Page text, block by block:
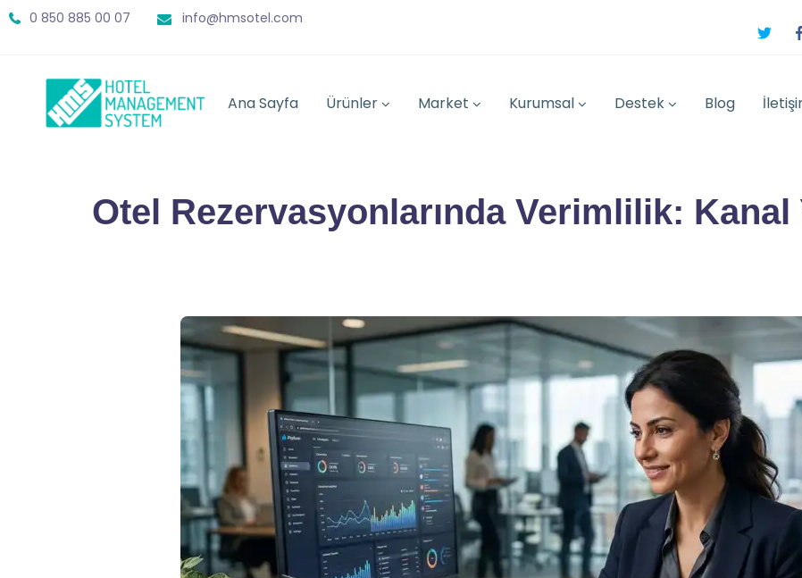
0 850 885 00 07 info@hmsotel.com
Ana Sayfa Ürünler Market Kurumsal Destek Blog
Otel Rezervasyonlarında Verimlilik: